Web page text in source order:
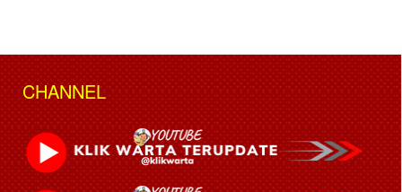
CHANNEL